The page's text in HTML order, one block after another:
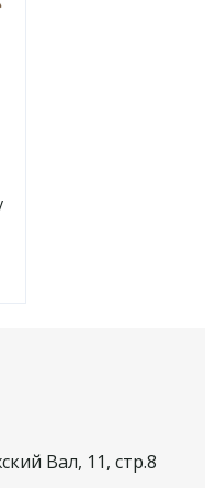
Вал, 11, стр.8